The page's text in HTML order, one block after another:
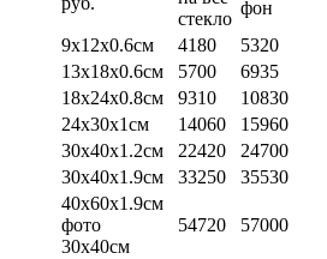
стекло
фон
9х12х0.6см
4180 5320
13х18х0.6см
5700 6935
18х24х0.8см
9310 10830
24х30х1см
14060 15960
30х40х1.2см
22420 24700
30х40х1.9см
33250 35530
40х60х1.9см
фото
30х40см
54720 57000